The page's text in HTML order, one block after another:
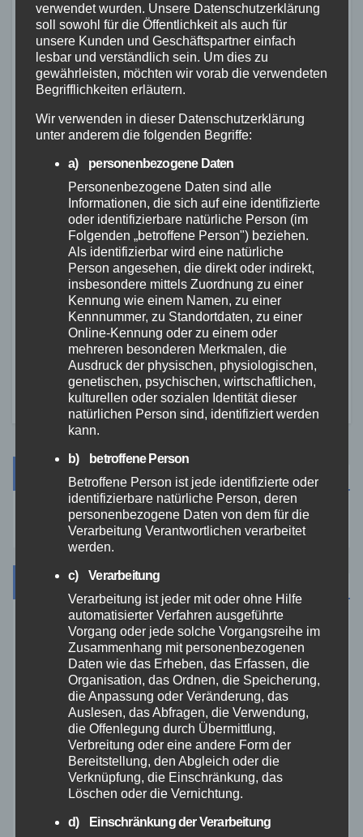
Zoll kontrolliert
Paketbranche: Zahlreiche
Verdachtsfälle im Raum
Koblenz festgestellt
8. MAI 2026
ZOLL
Großfund am Flughafen
Frankfurt: 654 Kilogramm
Marihuana unter
Solarmodulen entdeckt
26. MÄRZ 2026
Suche
Kategorien
Aktuelles
Allgemein
Altenkirchen
Bundespolizei
verwendet wurden. Unsere Datenschutzerklärung
soll sowohl für die Öffentlichkeit als auch für
unsere Kunden und Geschäftspartner einfach
lesbar und verständlich sein. Um dies zu
gewährleisten, möchten wir vorab die verwendeten
Begrifflichkeiten erläutern.
Wir verwenden in dieser Datenschutzerklärung
unter anderem die folgenden Begriffe:
a) personenbezogene Daten
Personenbezogene Daten sind alle
Informationen, die sich auf eine identifizierte
oder identifizierbare natürliche Person (im
Folgenden „betroffene Person") beziehen.
Als identifizierbar wird eine natürliche
Person angesehen, die direkt oder indirekt,
insbesondere mittels Zuordnung zu einer
Kennung wie einem Namen, zu einer
Kennnummer, zu Standortdaten, zu einer
Online-Kennung oder zu einem oder
mehreren besonderen Merkmalen, die
Ausdruck der physischen, physiologischen,
genetischen, psychischen, wirtschaftlichen,
kulturellen oder sozialen Identität dieser
natürlichen Person sind, identifiziert werden
kann.
b) betroffene Person
Betroffene Person ist jede identifizierte oder
identifizierbare natürliche Person, deren
personenbezogene Daten von dem für die
Verarbeitung Verantwortlichen verarbeitet
werden.
c) Verarbeitung
Verarbeitung ist jeder mit oder ohne Hilfe
automatisierter Verfahren ausgeführte
Vorgang oder jede solche Vorgangsreihe im
Zusammenhang mit personenbezogenen
Daten wie das Erheben, das Erfassen, die
Organisation, das Ordnen, die Speicherung,
die Anpassung oder Veränderung, das
Auslesen, das Abfragen, die Verwendung,
die Offenlegung durch Übermittlung,
Verbreitung oder eine andere Form der
Bereitstellung, den Abgleich oder die
Verknüpfung, die Einschränkung, das
Löschen oder die Vernichtung.
d) Einschränkung der Verarbeitung